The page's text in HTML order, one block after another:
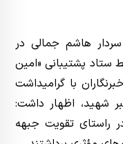
هاشم جمالی در
ستاد پشتیبانی «امین
با گرامیداشت
شهید، اظهار داشت:
راستای تقویت جبهه